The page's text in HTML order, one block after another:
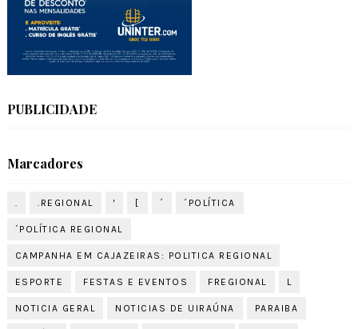
PUBLICIDADE
Marcadores
. .REGIONAL ' [ ´ ´POLÍTICA
´POLÍTICA REGIONAL
CAMPANHA EM CAJAZEIRAS: POLITICA REGIONAL
ESPORTE FESTAS E EVENTOS FREGIONAL L
NOTICIA GERAL NOTICIAS DE UIRAÚNA PARAIBA